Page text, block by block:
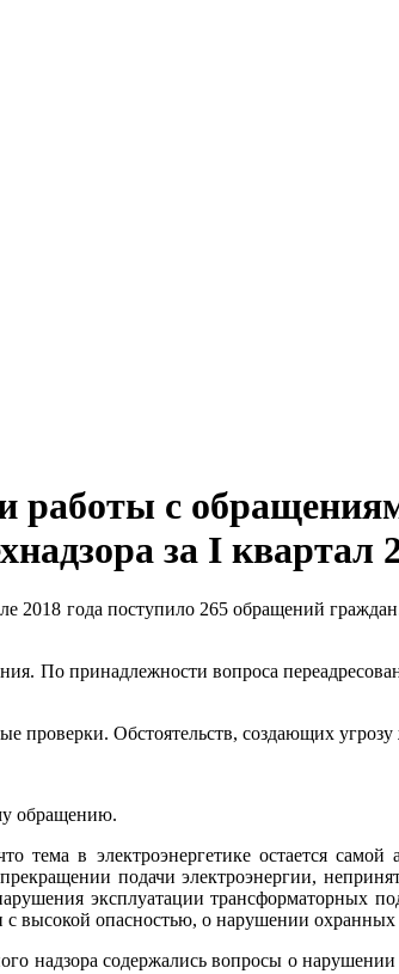
работы с
за I квартал
2018 года поступило 265 обращений
По принадлежности вопроса
Обстоятельств, создающих
обращению.
тема в электроэнергетике остается
подачи электроэнергии,
эксплуатации трансформаторных
высокой опасностью, о нарушении охранных
надзора содержались вопросы о